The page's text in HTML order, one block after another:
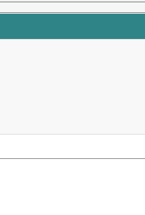
сожжена